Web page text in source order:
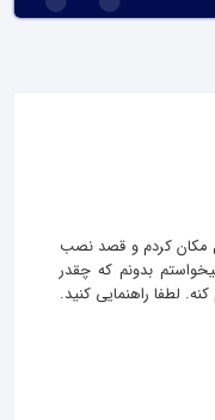
مکان کردم و قصد نصب
بدونم که چقدر
لطفا راهنمایی کنید.